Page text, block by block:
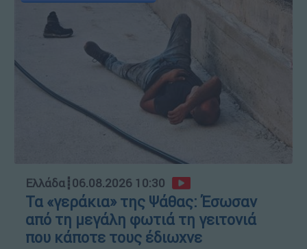
Ελλάδα┋06.08.2026 10:30
Τα «γεράκια» της Ψάθας: Έσωσαν
από τη μεγάλη φωτιά τη γειτονιά
που κάποτε τους έδιωχνε